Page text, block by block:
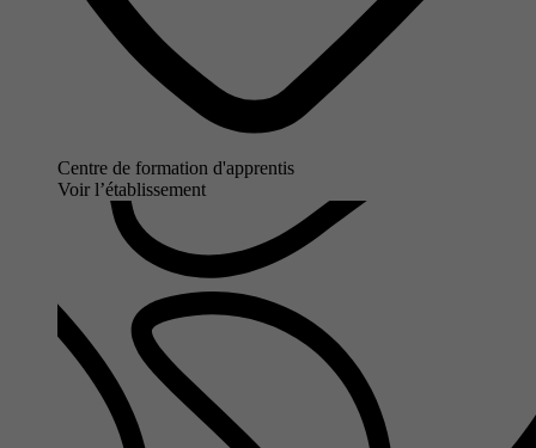
Centre de formation d'apprentis
Voir l’établissement